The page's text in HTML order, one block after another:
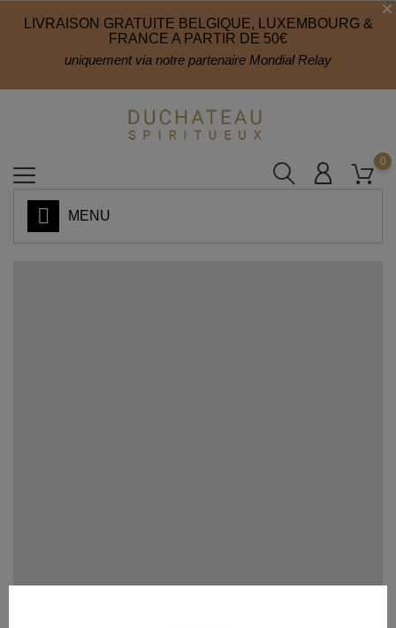
LIVRAISON GRATUITE BELGIQUE, LUXEMBOURG &
FRANCE A PARTIR DE 50€
uniquement via notre partenaire Mondial Relay
0
MENU